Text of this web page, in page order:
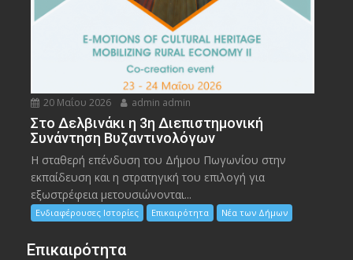
20 Μαΐου 2026 admin admin
Στο Δελβινάκι η 3η Διεπιστημονική
Συνάντηση Βυζαντινολόγων
Η σταθερή επένδυση του Δήμου Πωγωνίου στην
εκπαίδευση και η στρατηγική του επιλογή για
εξωστρέφεια μετουσιώνονται...
Ενδιαφέρουσες Ιστορίες Επικαιρότητα Νέα των Δήμων
Επικαιρότητα